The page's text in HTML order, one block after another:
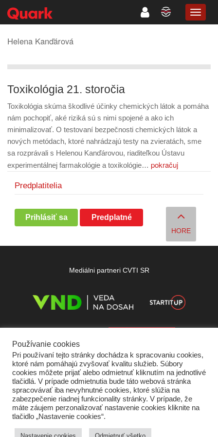
Helena Kanďárová
Toxikológia 21. storočia
Toxikológia skúma škodlivé účinky chemických látok a pomáha
nám pochopiť, aké riziká sú s nimi spojené a ako ich
minimalizovať. O testovaní bezpečnosti chemických látok a
nových metódach, ktoré nahrádzajú testy na zvieratách, sme
sa rozprávali s Helenou Kanďárovou, riaditeľkou Ústavu
experimentálnej farmakológie a toxikológie… pokračuj
Predplatitelia
Prihlásiť sa Predplatné
HORE
Mediálni partneri CVTI SR
Domov O nás Kontakt Vydavateľ
Podmienky používania
Ochrana súkromia Štatút súťaží
Používanie cookies
Pri používaní tejto stránky dochádza k spracovaniu cookies,
ktoré nám pomáhajú zvyšovať kvalitu služieb. Súbory
cookies môžete prijať alebo odmietnuť kliknutím na jednotlivé
tlačidlá. V prípade odmietnutia bude táto webová stránka
spracovávať iba nevyhnutné cookies, ktoré slúžia na
zabezpečenie riadnej funkcionality stránky. V prípade, že
máte záujem perzonalizovať nastavenie cookies kliknite na
tlačidlo „Nastavenie cookies“.